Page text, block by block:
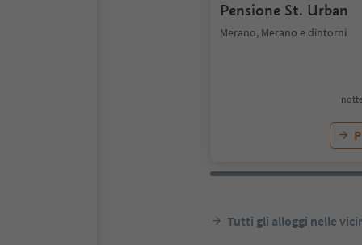
Pensione St. Urban
Merano, Merano e dintorni
Tutti gli alloggi nelle